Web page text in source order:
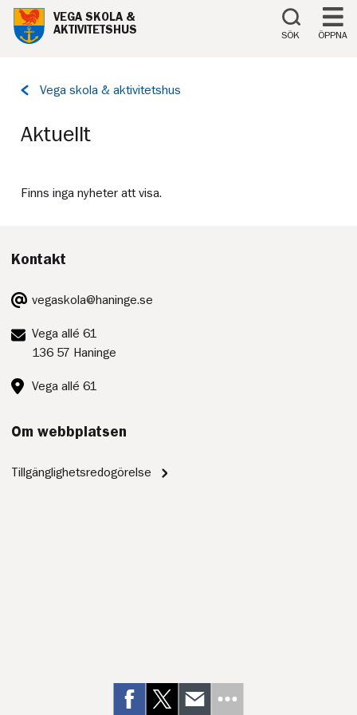
Till innehåll på sidan
VEGA SKOLA &
AKTIVITETSHUS
SÖK ÖPPNA
Tillbaka
Vega skola & aktivitetshus
Aktuellt
Finns inga nyheter att visa.
Kontakt
E-
post:
vegaskola@haninge.se
Postadress:
Vega allé 61
136 57 Haninge
Besöksadress:
Vega allé 61
Om webbplatsen
Tillgänglighetsredogörelse